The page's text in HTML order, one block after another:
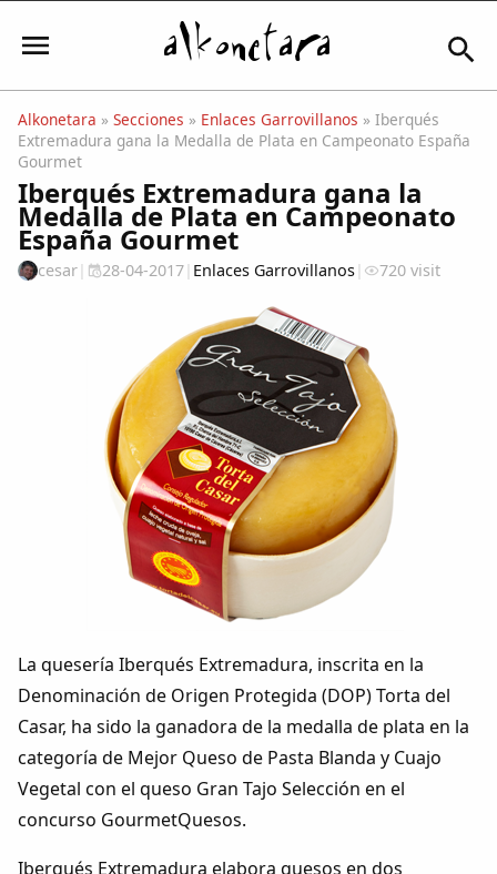
Iniciar sesión
Mi Cuenta
Actualidad
Comunidad
Colaboradores
Periódico Alconétar
Foros
Idiosincrasia
Alkonetara » Secciones » Enlaces Garrovillanos » Iberqués
Extremadura gana la Medalla de Plata en Campeonato España
Gourmet
Iberqués Extremadura gana la
Medalla de Plata en Campeonato
España Gourmet
cesar| 28-04-2017| Enlaces Garrovillanos| 720 visit
La quesería Iberqués Extremadura, inscrita en la
Denominación de Origen Protegida (DOP) Torta del
Casar, ha sido la ganadora de la medalla de plata en la
categoría de Mejor Queso de Pasta Blanda y Cuajo
Vegetal con el queso Gran Tajo Selección en el
concurso GourmetQuesos.
Iberqués Extremadura elabora quesos en dos